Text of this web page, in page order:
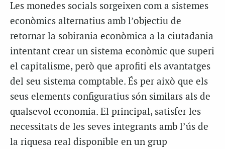
Les monedes socials sorgeixen com a sistemes
econòmics alternatius amb l’objectiu de
retornar la sobirania econòmica a la ciutadania
intentant crear un sistema econòmic que superi
el capitalisme, però que aprofiti els avantatges
del seu sistema comptable. És per això que els
seus elements configuratius són similars als de
qualsevol economia. El principal, satisfer les
necessitats de les seves integrants amb l’ús de
la riquesa real disponible en un grup